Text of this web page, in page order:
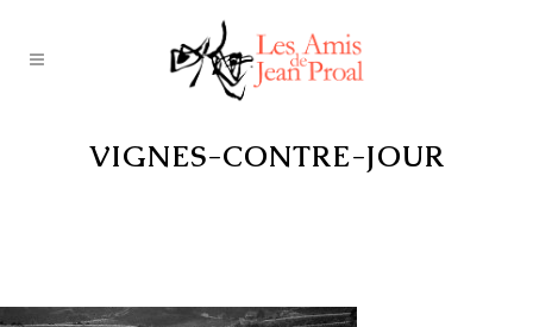
VIGNES-CONTRE-JOUR